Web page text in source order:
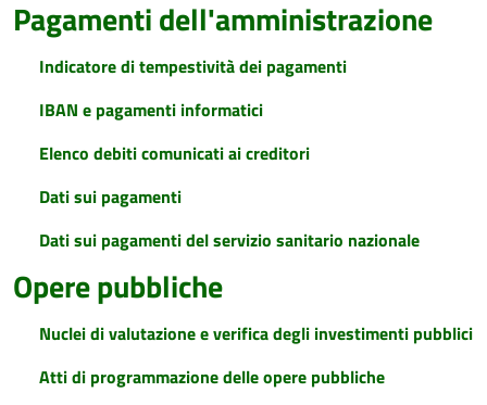
Pagamenti dell'amministrazione
Indicatore di tempestività dei pagamenti
IBAN e pagamenti informatici
Elenco debiti comunicati ai creditori
Dati sui pagamenti
Dati sui pagamenti del servizio sanitario nazionale
Opere pubbliche
Nuclei di valutazione e verifica degli investimenti pubblici
Atti di programmazione delle opere pubbliche